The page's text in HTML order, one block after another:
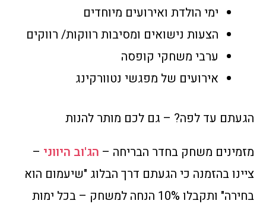
ימי הולדת ואירועים מיוחדים
הצעות נישואים ומסיבות רווקות/ רווקים
ערבי משחקי קופסה
אירועים של מפגשי נטוורקינג
הגעתם עד לפה? – גם לכם מותר להנות
מזמינים משחק בחדר הבריחה – הג'וב היווני –
ציינו בהזמנה כי הגעתם דרך הבלוג "שיעמום הוא
בחירה" ותקבלו 10% הנחה למשחק – בכל ימות